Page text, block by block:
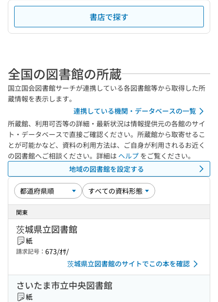
書店で探す
全国の図書館の所蔵
国立国会図書館サーチが連携している各図書館等から取得した所
蔵情報を表示します。
連携している機関・データベースの一覧
所蔵館、利用可否等の詳細・最新状況は情報提供元の各館のサイ
ト・データベースで直接ご確認ください。所蔵館から取寄せるこ
とが可能かなど、資料の利用方法は、ご自身が利用されるお近く
の図書館へご相談ください。詳細は ヘルプ をご覧ください。
地域の図書館を設定する
関東
茨城県立図書館
紙
請求記号： 673/ｵｻ/
茨城県立図書館のサイトでこの本を確認
さいたま市立中央図書館
紙